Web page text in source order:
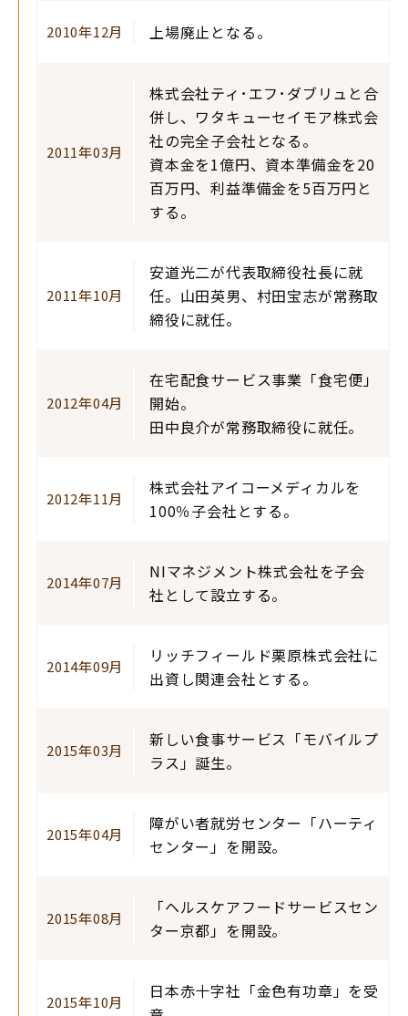
2010年12月 上場廃止となる。
2011年03月
株式会社ティ･エフ･ダブリュと合
併し、ワタキューセイモア株式会
社の完全子会社となる。
資本金を1億円、資本準備金を20
百万円、利益準備金を5百万円と
する。
2011年10月
安道光二が代表取締役社長に就
任。山田英男、村田宝志が常務取
締役に就任。
2012年04月
在宅配食サービス事業「食宅便」
開始。
田中良介が常務取締役に就任。
2012年11月
株式会社アイコーメディカルを
100％子会社とする。
2014年07月
NIマネジメント株式会社を子会
社として設立する。
2014年09月
リッチフィールド栗原株式会社に
出資し関連会社とする。
2015年03月
新しい食事サービス「モバイルプ
ラス」誕生。
2015年04月
障がい者就労センター「ハーティ
センター」を開設。
2015年08月
「ヘルスケアフードサービスセン
ター京都」を開設。
2015年10月
日本赤十字社「金色有功章」を受